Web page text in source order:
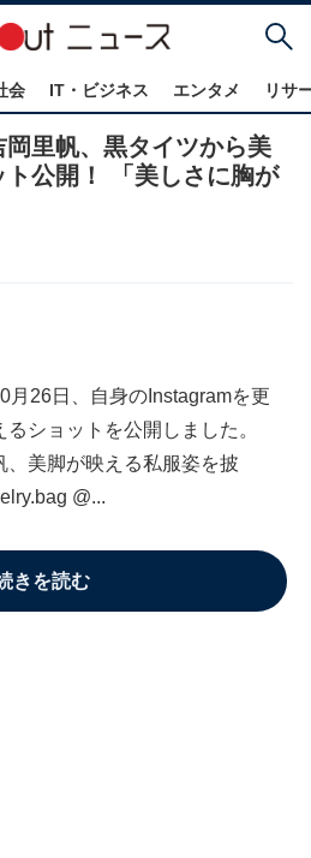
会 IT・ビジネス エンタメ リサ
岡里帆、黒タイツから美
公開！ 「美しさに胸が
月26日、自身のInstagramを更
ショットを公開しました。
、美脚が映える私服姿を披
@...
きを読む